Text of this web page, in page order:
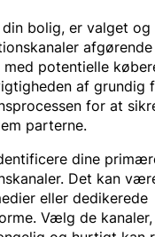
bolig, er valget
potentielle
af grundig
for at
parterne.
dine
Det kan
eller dedikerede
Vælg de